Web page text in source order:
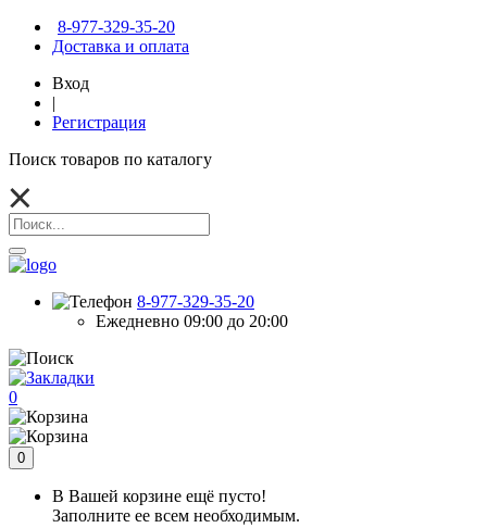
8-977-329-35-20
Доставка и оплата
Вход
|
Регистрация
Поиск товаров по каталогу
8-977-329-35-20
Ежедневно 09:00 до 20:00
0
0
В Вашей корзине ещё пусто!
Заполните ее всем необходимым.